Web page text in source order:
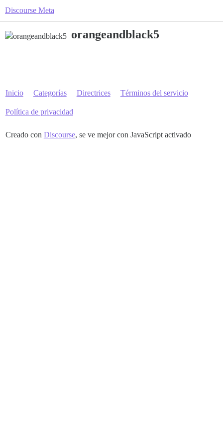
Discourse Meta
orangeandblack5
Inicio Categorías Directrices Términos del servicio
Política de privacidad
Creado con Discourse, se ve mejor con JavaScript activado